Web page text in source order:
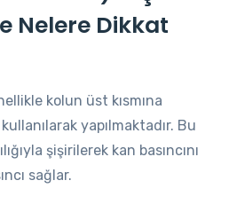
Nelere Dikkat
kolun üst kısmına
yapılmaktadır. Bu
şişirilerek kan basıncını
sağlar.